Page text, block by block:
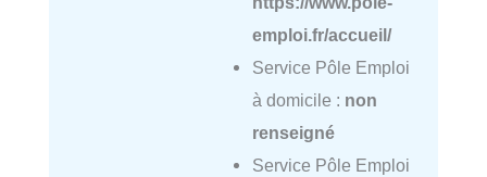
emploi.fr/accueil/
Service Pôle Emploi
à domicile : non
renseigné
Service Pôle Emploi